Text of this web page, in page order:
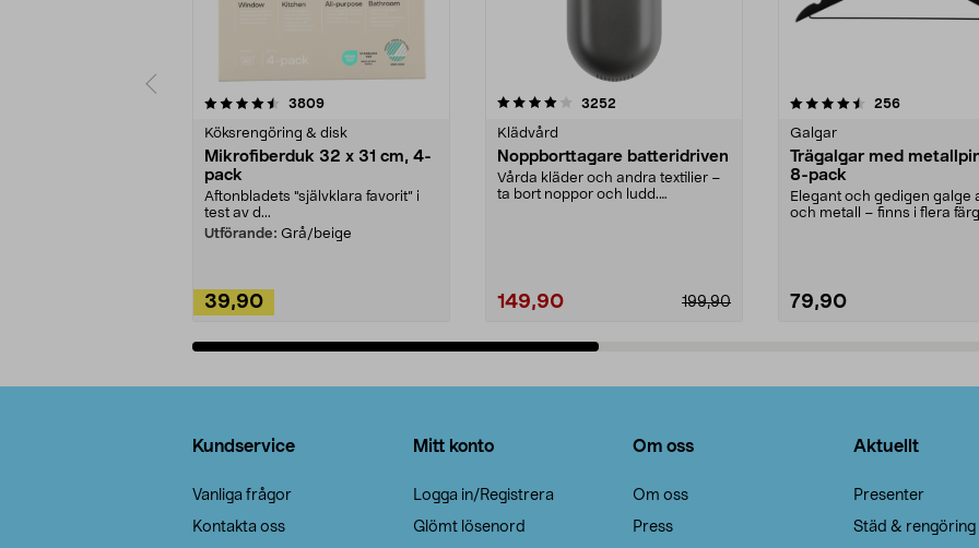
3809recensioner
Köksrengöring & disk
Mikrofiberduk 32 x 31 cm, 4-
pack
Aftonbladets "självklara favorit” i
test av d...
Utförande: Grå/beige
39,90
4.0av 5 stjärnor 3252
Klädvård
Noppborttagare batteridriven
Vårda kläder och andra textilier –
ta bort noppor och ludd.
199,90
149,90
4.5av 5 stjärnor 256recensioner
Galgar
Trägalgar med
8-pack
Elegant och gedigen galge
och metall – finns i flera
79,90
4.0av 5 stjärnor
Kundservice
Vanliga frågor
Kontakta oss
Mitt konto
Logga in/Registrera
Glömt lösenord
Om oss
Om oss
Press
Aktuellt
Presenter
Städ & rengöring